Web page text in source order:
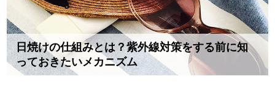
日焼けの仕組みとは？紫外線対策をする前に知
っておきたいメカニズム